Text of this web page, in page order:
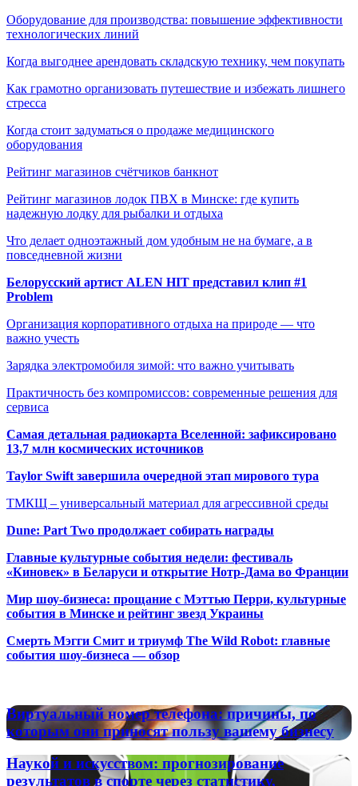
Оборудование для производства: повышение эффективности
технологических линий
Когда выгоднее арендовать складскую технику, чем покупать
Как грамотно организовать путешествие и избежать лишнего
стресса
Когда стоит задуматься о продаже медицинского
оборудования
Рейтинг магазинов счётчиков банкнот
Рейтинг магазинов лодок ПВХ в Минске: где купить
надежную лодку для рыбалки и отдыха
Что делает одноэтажный дом удобным не на бумаге, а в
повседневной жизни
Белорусский артист ALEN HIT представил клип #1
Problem
Организация корпоративного отдыха на природе — что
важно учесть
Зарядка электромобиля зимой: что важно учитывать
Практичность без компромиссов: современные решения для
сервиса
Самая детальная радиокарта Вселенной: зафиксировано
13,7 млн космических источников
Taylor Swift завершила очередной этап мирового тура
ТМКЩ – универсальный материал для агрессивной среды
Dune: Part Two продолжает собирать награды
Главные культурные события недели: фестиваль
«Киновек» в Беларуси и открытие Нотр-Дама во Франции
Мир шоу-бизнеса: прощание с Мэттью Перри, культурные
события в Минске и рейтинг звезд Украины
Смерть Мэгги Смит и триумф The Wild Robot: главные
события шоу-бизнеса — обзор
Виртуальный
номер
телефона:
причины,
по
которым
Виртуальный номер телефона: причины, по
которым они приносят пользу вашему бизнесу
Наукой
и
Наукой и искусством: прогнозирование
результатов в спорте через статистику,